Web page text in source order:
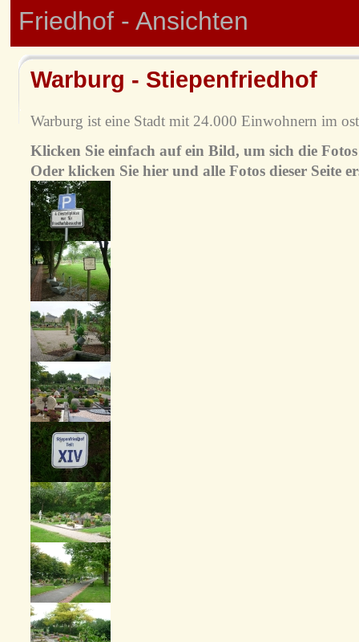
Friedhof - Ansichten
Warburg - Stiepenfriedhof
Warburg ist eine Stadt mit 24.000 Einwohnern im
Klicken Sie einfach auf ein Bild, um sich die
Oder klicken Sie hier und alle Fotos dieser Seite